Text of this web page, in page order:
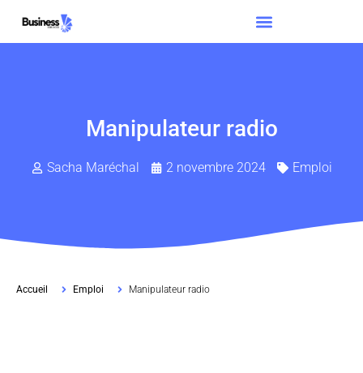
Manipulateur radio
Sacha Maréchal 2 novembre 2024 Emploi
Accueil Emploi Manipulateur radio